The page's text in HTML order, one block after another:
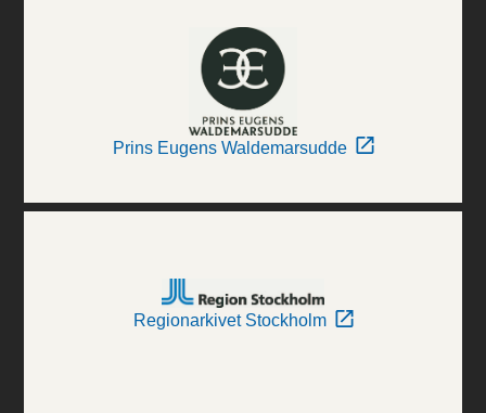
Prins Eugens Waldemarsudde
Regionarkivet Stockholm